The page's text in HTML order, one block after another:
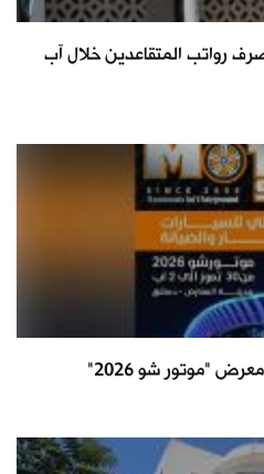
رواتب المتقاعدين خلال آب
"موتور شو 2026"